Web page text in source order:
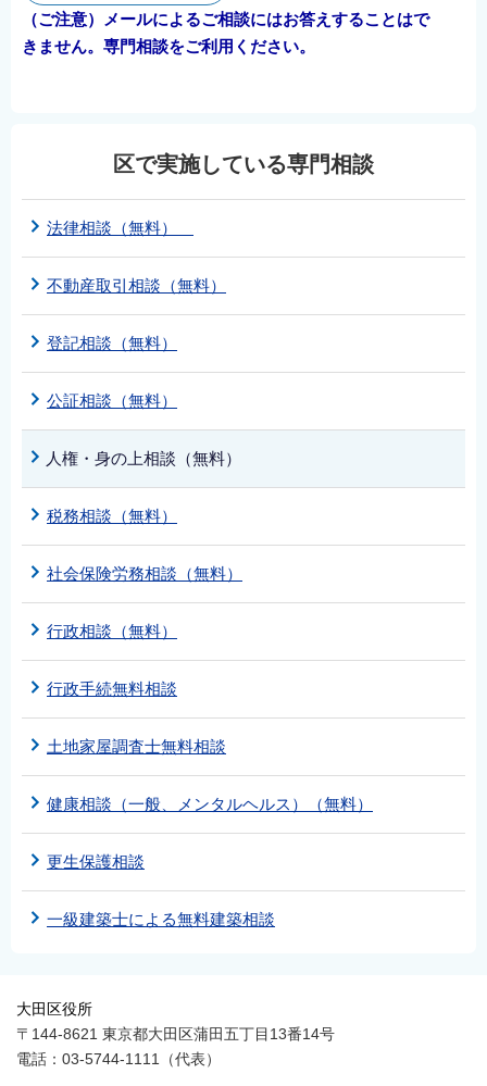
（ご注意）メールによるご相談にはお答えすることはで
きません。専門相談をご利用ください。
区で実施している専門相談
法律相談（無料）
不動産取引相談（無料）
登記相談（無料）
公証相談（無料）
人権・身の上相談（無料）
税務相談（無料）
社会保険労務相談（無料）
行政相談（無料）
行政手続無料相談
土地家屋調査士無料相談
健康相談（一般、メンタルヘルス）（無料）
更生保護相談
一級建築士による無料建築相談
大田区役所
〒144-8621 東京都大田区蒲田五丁目13番14号
電話：03-5744-1111（代表）